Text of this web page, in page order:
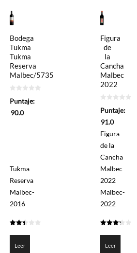
Bodega
Tukma
Tukma
Reserva
Malbec/5735
de
Puntaje:
90.0
Tukma
Reserva
Malbec-
2016
de 5
Leer
Figura
de
la
Cancha
Malbec
2022
de
Puntaje:
91.0
Figura
de la
Cancha
Malbec
2022
Malbec-
2022
de 5
Leer